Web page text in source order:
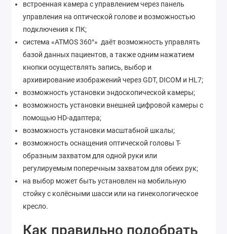
встроенная камера с управлением через панель
управления на оптической голове и возможностью
подключения к ПК;
система «ATMOS 360°» даёт возможность управлять
базой данных пациентов, а также одним нажатием
кнопки осуществлять запись, выбор и
архивирование изображений через GDT, DICOM и HL7;
возможность установки эндоскопической камеры;
возможность установки внешней цифровой камеры с
помощью HD-адаптера;
возможность установки масштабной шкалы;
возможность оснащения оптической головы Т-
образным захватом для одной руки или
регулируемым поперечным захватом для обеих рук;
на выбор может быть установлен на мобильную
стойку с колёсными шасси или на гинекологическое
кресло.
Как правильно подобрать